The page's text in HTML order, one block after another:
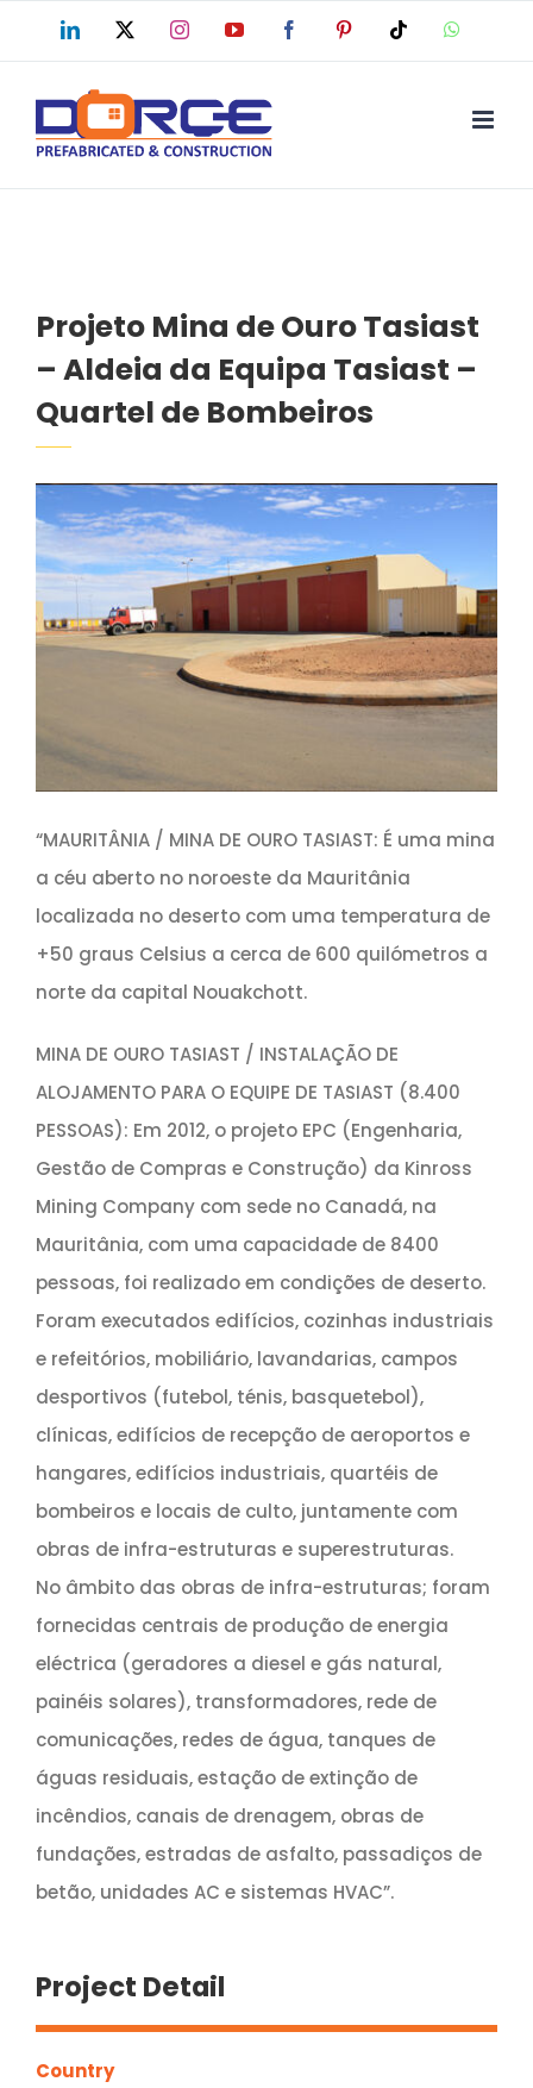
to
content
LinkedIn InstagramYouTube FacebookPinterest Tiktok
Projeto Mina de Ouro Tasiast
– Aldeia da Equipa Tasiast –
Quartel de Bombeiros
“MAURITÂNIA / MINA DE OURO TASIAST: É uma mina
a céu aberto no noroeste da Mauritânia
localizada no deserto com uma temperatura de
+50 graus Celsius a cerca de 600 quilómetros a
norte da capital Nouakchott.
MINA DE OURO TASIAST / INSTALAÇÃO DE
ALOJAMENTO PARA O EQUIPE DE TASIAST (8.400
PESSOAS): Em 2012, o projeto EPC (Engenharia,
Gestão de Compras e Construção) da Kinross
Mining Company com sede no Canadá, na
Mauritânia, com uma capacidade de 8400
pessoas, foi realizado em condições de deserto.
Foram executados edifícios, cozinhas industriais
e refeitórios, mobiliário, lavandarias, campos
desportivos (futebol, ténis, basquetebol),
clínicas, edifícios de recepção de aeroportos e
hangares, edifícios industriais, quartéis de
bombeiros e locais de culto, juntamente com
obras de infra-estruturas e superestruturas.
No âmbito das obras de infra-estruturas; foram
fornecidas centrais de produção de energia
eléctrica (geradores a diesel e gás natural,
painéis solares), transformadores, rede de
comunicações, redes de água, tanques de
águas residuais, estação de extinção de
incêndios, canais de drenagem, obras de
fundações, estradas de asfalto, passadiços de
betão, unidades AC e sistemas HVAC”.
Project Detail
Country